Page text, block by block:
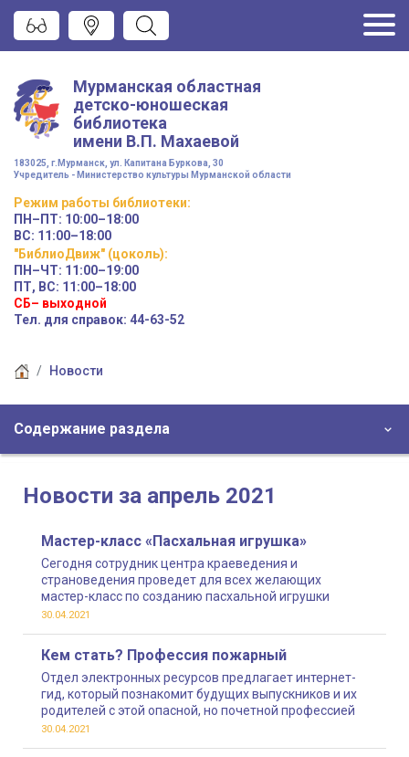
Мурманская областная
детско-юношеская
библиотека
имени В.П. Махаевой
183025, г.Мурманск, ул. Капитана Буркова, 30
Учредитель - Министерство культуры Мурманской области
Режим работы библиотеки:
ПН–ПТ: 10:00–18:00
ВС: 11:00–18:00
"БиблиоДвиж" (цоколь):
ПН–ЧТ: 11:00–19:00
ПТ, ВС: 11:00–18:00
СБ– выходной
Тел. для справок: 44-63-52
Новости
Содержание раздела
Новости за апрель 2021
Мастер-класс «Пасхальная игрушка»
Сегодня сотрудник центра краеведения и
страноведения проведет для всех желающих
мастер-класс по созданию пасхальной игрушки
30.04.2021
Кем стать? Профессия пожарный
Отдел электронных ресурсов предлагает интернет-
гид, который познакомит будущих выпускников и их
родителей с этой опасной, но почетной профессией
30.04.2021